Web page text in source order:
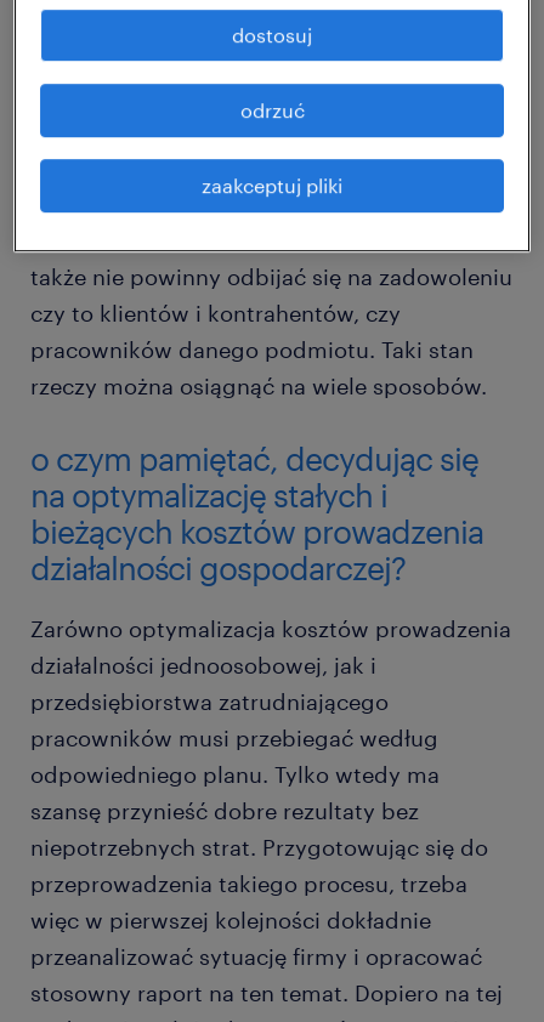
zoptymalizować. Co to oznacza w praktyce?
Optymalizacją nazywa się działania, które
mają na celu obniżanie wydatków związanych
z funkcjonowaniem firmy. Jednocześnie nie
mogą one negatywnie wpływać na jakość
świadczonych przez przedsiębiorstwo usług
także nie powinny odbijać się na zadowoleniu
czy to klientów i kontrahentów, czy
pracowników danego podmiotu. Taki stan
rzeczy można osiągnąć na wiele sposobów.
o czym pamiętać, decydując się
na optymalizację stałych i
bieżących kosztów prowadzenia
działalności gospodarczej?
Zarówno optymalizacja kosztów prowadzenia
działalności jednoosobowej, jak i
przedsiębiorstwa zatrudniającego
pracowników musi przebiegać według
odpowiedniego planu. Tylko wtedy ma
szansę przynieść dobre rezultaty bez
niepotrzebnych strat. Przygotowując się do
przeprowadzenia takiego procesu, trzeba
więc w pierwszej kolejności dokładnie
przeanalizować sytuację firmy i opracować
stosowny raport na ten temat. Dopiero na tej
zaakceptuj pliki
odrzuć
dostosuj